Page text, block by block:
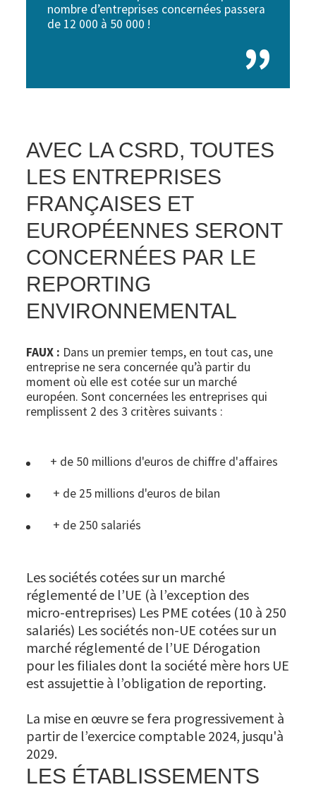
nombre d’entreprises concernées passera
de 12 000 à 50 000 !
AVEC LA CSRD, TOUTES
LES ENTREPRISES
FRANÇAISES ET
EUROPÉENNES SERONT
CONCERNÉES PAR LE
REPORTING
ENVIRONNEMENTAL
FAUX : Dans un premier temps, en tout cas, une
entreprise ne sera concernée qu’à partir du
moment où elle est cotée sur un marché
européen. Sont concernées les entreprises qui
remplissent 2 des 3 critères suivants :
+ de 50 millions d'euros de chiffre d'affaires
+ de 25 millions d'euros de bilan
+ de 250 salariés
Les sociétés cotées sur un marché
réglementé de l’UE (à l’exception des
micro-entreprises) Les PME cotées (10 à 250
salariés) Les sociétés non-UE cotées sur un
marché réglementé de l’UE Dérogation
pour les filiales dont la société mère hors UE
est assujettie à l’obligation de reporting.
La mise en œuvre se fera progressivement à
partir de l’exercice comptable 2024, jusqu'à
2029.
LES ÉTABLISSEMENTS